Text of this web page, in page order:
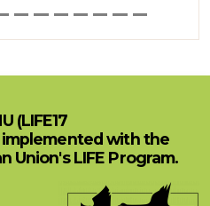
(LIFE17
implemented with the
Union's LIFE Program.